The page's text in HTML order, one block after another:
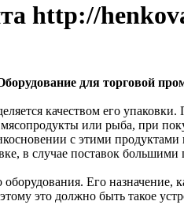
http://
для торговой
качеством его
или рыба, при
с этими
в случае поставок
оборудования. Его
это должно быть такое